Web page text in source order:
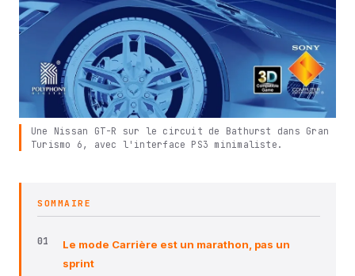
Une Nissan GT-R sur le circuit de Bathurst dans Gran
Turismo 6, avec l'interface PS3 minimaliste.
SOMMAIRE
Le mode Carrière est un marathon, pas un
sprint